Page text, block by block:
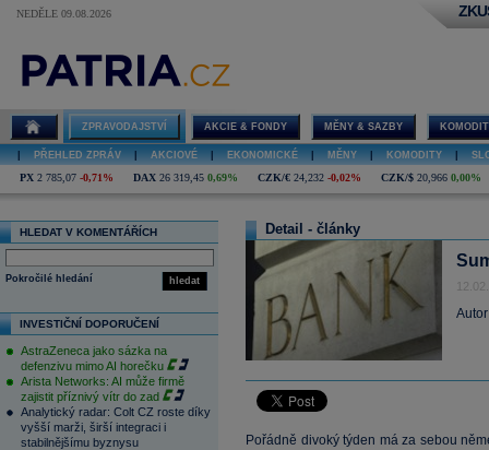
NEDĚLE 09.08.2026
ZPRAVODAJSTVÍ AKCIE & FONDY MĚNY & SAZBY
PŘEHLED ZPRÁV AKCIOVÉ EKONOMICKÉ MĚNY KOMODITY
PX 2 785,07 -0,71% DAX 26 319,45 0,69% CZK/€ 24,232 -0,02% CZK/$ 20,966 0,00%
HLEDAT V KOMENTÁŘÍCH
hledat
Pokročilé hledání
INVESTIČNÍ DOPORUČENÍ
AstraZeneca jako sázka na
defenzivu mimo AI horečku
Arista Networks: AI může firmě
zajistit příznivý vítr do zad
Analytický radar: Colt CZ roste díky
vyšší marži, širší integraci i
stabilnějšímu byznysu
Detail - články
Pořádně divoký týden má za sebou